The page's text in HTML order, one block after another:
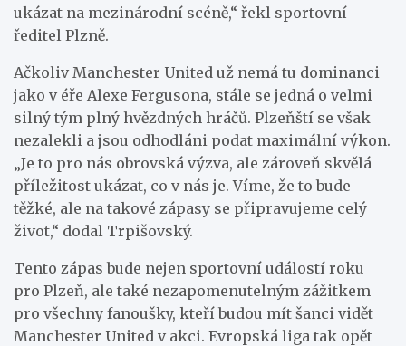
ukázat na mezinárodní scéně,“ řekl sportovní
ředitel Plzně.
Ačkoliv Manchester United už nemá tu dominanci
jako v éře Alexe Fergusona, stále se jedná o velmi
silný tým plný hvězdných hráčů. Plzeňští se však
nezalekli a jsou odhodláni podat maximální výkon.
„Je to pro nás obrovská výzva, ale zároveň skvělá
příležitost ukázat, co v nás je. Víme, že to bude
těžké, ale na takové zápasy se připravujeme celý
život,“ dodal Trpišovský.
Tento zápas bude nejen sportovní událostí roku
pro Plzeň, ale také nezapomenutelným zážitkem
pro všechny fanoušky, kteří budou mít šanci vidět
Manchester United v akci. Evropská liga tak opět